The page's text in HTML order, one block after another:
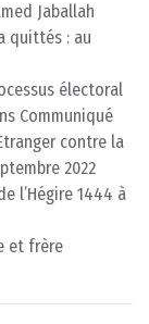
Jaballah
quittés : au
électoral
Communiqué
contre la
2022
l’Hégire 1444 à
et frère